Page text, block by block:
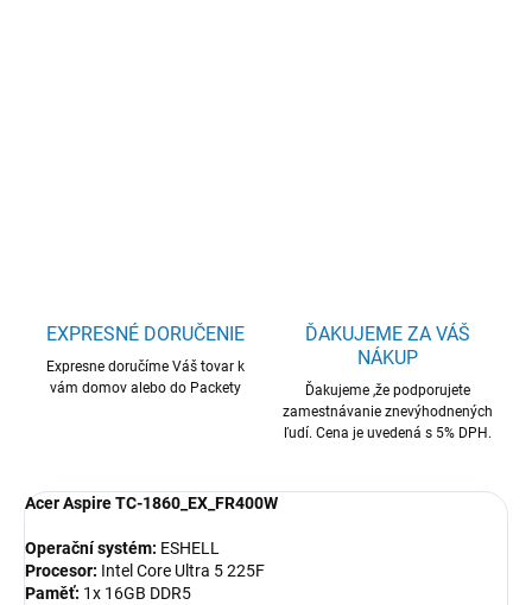
EXPRESNÉ DORUČENIE
Expresne doručíme Váš tovar k
vám domov alebo do Packety
ĎAKUJEME ZA VÁŠ
NÁKUP
Ďakujeme ,že podporujete
zamestnávanie znevýhodnených
ľudí. Cena je uvedená s 5% DPH.
Acer Aspire TC-1860_EX_FR400W
Operační systém: ESHELL
Procesor: Intel Core Ultra 5 225F
Paměť: 1x 16GB DDR5